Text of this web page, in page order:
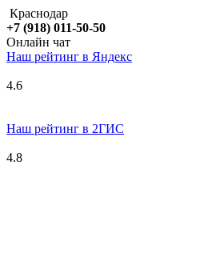
Краснодар
+7 (918) 011-50-50
Онлайн чат
Наш рейтинг в Яндекс
4.6
Наш рейтинг в 2ГИС
4.8